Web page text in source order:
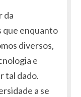
da
que enquanto
diversos,
e
tal dado.
a se